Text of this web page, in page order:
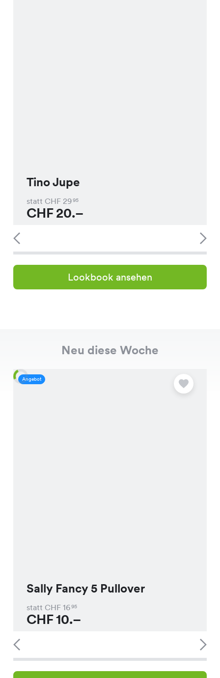
Tino Jupe
statt CHF 2995
CHF20.–
Lookbook ansehen
Neu diese Woche
Angebot
Sally Fancy 5 Pullover
statt CHF 1695
CHF10.–